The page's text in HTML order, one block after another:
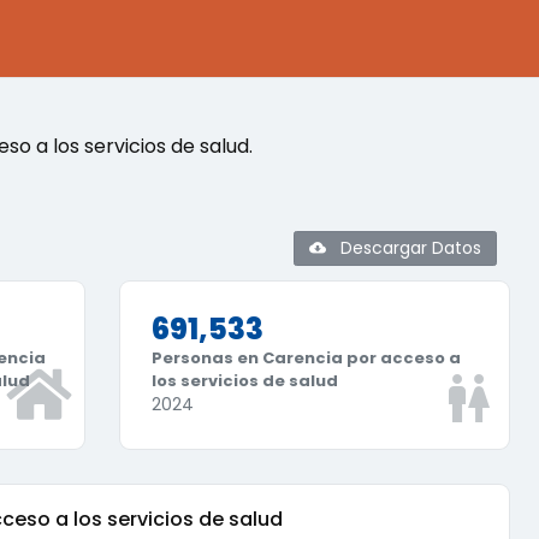
a los servicios de salud.
Descargar Datos
691,533
Personas en Carencia por acceso a
los servicios de salud
2024
a los servicios de salud